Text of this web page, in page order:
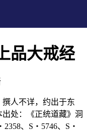
品大戒经
人不详，约出于东
处：《正统道藏》洞
、S・5746、S・